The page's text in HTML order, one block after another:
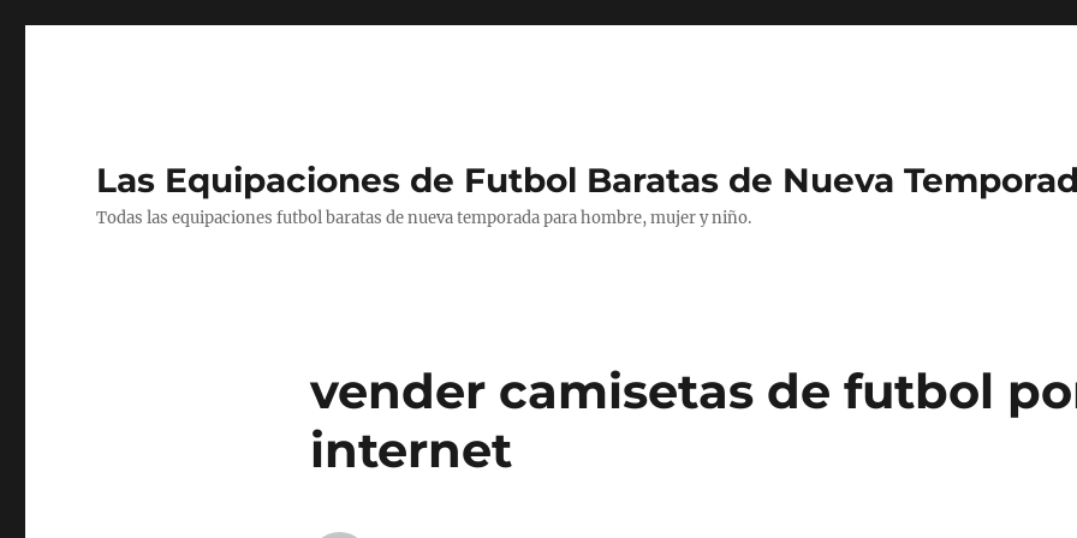
Las Equipaciones de Futbol Baratas de Nueva
Todas las equipaciones futbol baratas de nueva temporada para hombre, mujer y niño.
vender camisetas de futbol
internet